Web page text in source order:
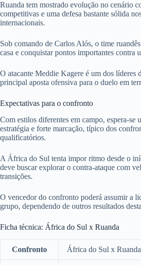
Ruanda tem mostrado evolução no cenário
competitivas e uma defesa bastante sólida
internacionais.
Sob comando de Carlos Alós, o time
casa e conquistar pontos importantes contra
O atacante Meddie Kagere é um dos líderes
principal aposta ofensiva para o duelo em
Expectativas para o confronto
Com estilos diferentes em campo, espera-se
estratégia e forte marcação, típico dos
qualificatórios.
A África do Sul tenta impor ritmo desde o
deve buscar explorar o contra-ataque com
transições.
O vencedor do confronto poderá assumir a
grupo, dependendo de outros resultados
Ficha técnica: África do Sul x Ruanda
Confronto África do Sul x Ruanda